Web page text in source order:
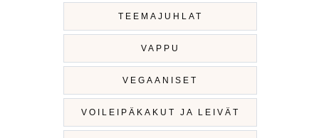
TEEMAJUHLAT
VAPPU
VEGAANISET
VOILEIPÄKAKUT JA LEIVÄT